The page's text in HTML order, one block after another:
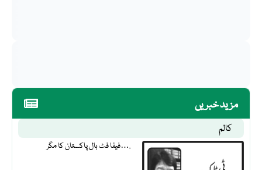
مزید خبریں
کالم
فیفا فٹ بال پاکستان کا مگر….